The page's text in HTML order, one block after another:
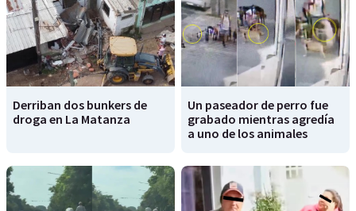
Derriban dos bunkers de
droga en La Matanza
Un paseador de perro fue
grabado mientras agredía
a uno de los animales